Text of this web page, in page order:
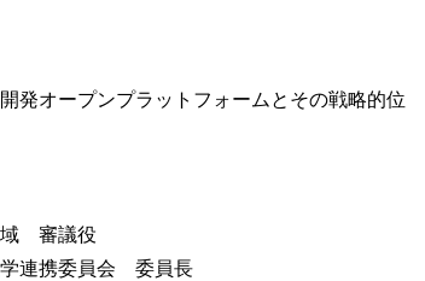
発オープンプラットフォームとその戦略的位
審議役
連携委員会 委員長